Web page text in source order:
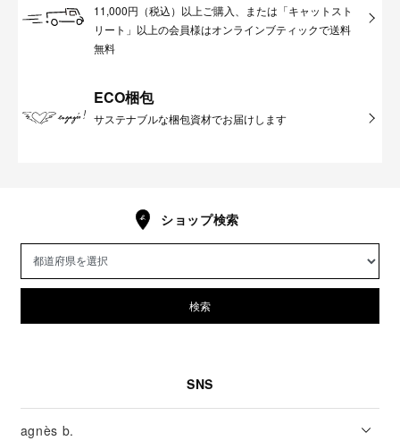
11,000円（税込）以上ご購入、または「キャットスト
リート」以上の会員様はオンラインブティックで送料
無料
ECO梱包
サステナブルな梱包資材でお届けします
ショップ検索
検索
SNS
agnès b.